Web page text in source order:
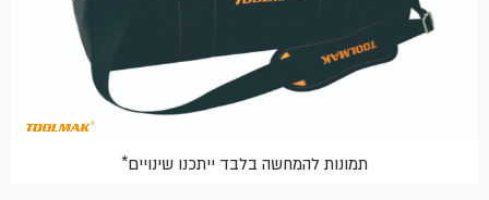
*תמונות להמחשה בלבד ייתכנו שינויים